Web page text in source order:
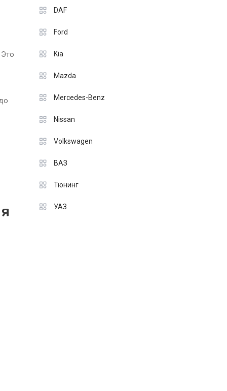
DAF
Ford
Kia
Mazda
Mercedes-Benz
Nissan
Volkswagen
ВАЗ
Тюнинг
УАЗ